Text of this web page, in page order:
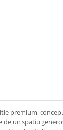
premium,
de un spatiu